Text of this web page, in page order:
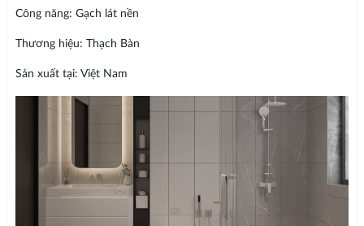
Công năng: Gạch lát nền
Thương hiệu: Thạch Bàn
Sản xuất tại: Việt Nam